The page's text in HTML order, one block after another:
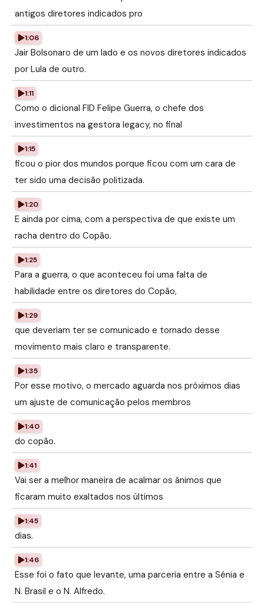
antigos diretores indicados pro
1:06
Jair Bolsonaro de um lado e os novos diretores indicados
por Lula de outro.
1:11
Como o dicional FID Felipe Guerra, o chefe dos
investimentos na gestora legacy, no final
1:15
ficou o pior dos mundos porque ficou com um cara de
ter sido uma decisão politizada.
1:20
E ainda por cima, com a perspectiva de que existe um
racha dentro do Copão.
1:25
Para a guerra, o que aconteceu foi uma falta de
habilidade entre os diretores do Copão,
1:29
que deveriam ter se comunicado e tornado desse
movimento mais claro e transparente.
1:35
Por esse motivo, o mercado aguarda nos próximos dias
um ajuste de comunicação pelos membros
1:40
do copão.
1:41
Vai ser a melhor maneira de acalmar os ânimos que
ficaram muito exaltados nos últimos
1:45
dias.
1:46
Esse foi o fato que levante, uma parceria entre a Sénia e
N. Brasil e o N. Alfredo.